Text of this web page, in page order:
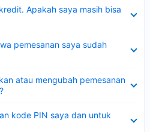
Apakah saya masih bisa
pemesanan saya sudah
atau mengubah pemesanan
kode PIN saya dan untuk